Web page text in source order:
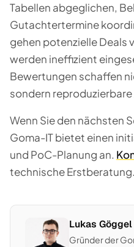
Tabellen abgeglichen,
Gutachtertermine
gehen potenzielle Deals
werden ineffizient
Bewertungen schaffen
sondern
Wenn Sie den nächsten
Goma-IT bietet einen
und PoC-Planung an.
technische Erstberatung.
Lukas Göggel
Gründer der